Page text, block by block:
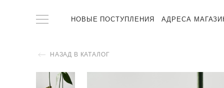
НОВЫЕ ПОСТУПЛЕНИЯ АДРЕСА
НАЗАД В КАТАЛОГ